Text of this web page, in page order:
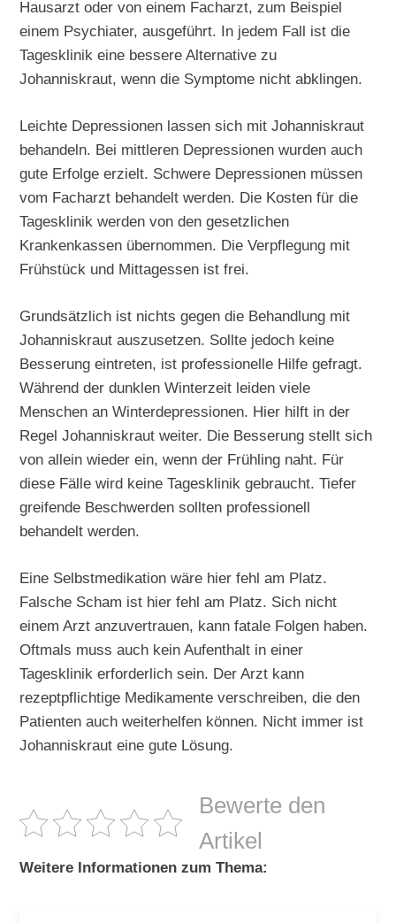
Hausarzt oder von einem Facharzt, zum Beispiel
einem Psychiater, ausgeführt. In jedem Fall ist die
Tagesklinik eine bessere Alternative zu
Johanniskraut, wenn die Symptome nicht abklingen.
Leichte Depressionen lassen sich mit Johanniskraut
behandeln. Bei mittleren Depressionen wurden auch
gute Erfolge erzielt. Schwere Depressionen müssen
vom Facharzt behandelt werden. Die Kosten für die
Tagesklinik werden von den gesetzlichen
Krankenkassen übernommen. Die Verpflegung mit
Frühstück und Mittagessen ist frei.
Grundsätzlich ist nichts gegen die Behandlung mit
Johanniskraut auszusetzen. Sollte jedoch keine
Besserung eintreten, ist professionelle Hilfe gefragt.
Während der dunklen Winterzeit leiden viele
Menschen an Winterdepressionen. Hier hilft in der
Regel Johanniskraut weiter. Die Besserung stellt sich
von allein wieder ein, wenn der Frühling naht. Für
diese Fälle wird keine Tagesklinik gebraucht. Tiefer
greifende Beschwerden sollten professionell
behandelt werden.
Eine Selbstmedikation wäre hier fehl am Platz.
Falsche Scham ist hier fehl am Platz. Sich nicht
einem Arzt anzuvertrauen, kann fatale Folgen haben.
Oftmals muss auch kein Aufenthalt in einer
Tagesklinik erforderlich sein. Der Arzt kann
rezeptpflichtige Medikamente verschreiben, die den
Patienten auch weiterhelfen können. Nicht immer ist
Johanniskraut eine gute Lösung.
Bewerte den
Artikel
Weitere Informationen zum Thema: